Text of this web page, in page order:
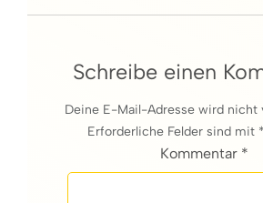
Schreibe einen
Deine E-Mail-Adresse wird nicht
Erforderliche Felder sind mit
Kommentar *